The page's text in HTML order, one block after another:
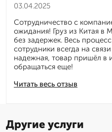
03.04.2025
Читать весь отзыв
Сотрудничество с
ожидания! Груз из Китая в
без задержек. Весь
сотрудники всегда на
надежная, товар пришёл в
обращаться еще!
Другие услуги